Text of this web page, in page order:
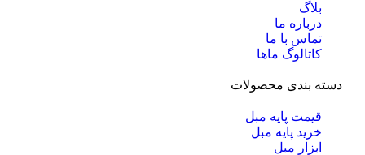
بلاگ
درباره ما
تماس با ما
کاتالوگ ماها
دسته بندی محصولات
قیمت پایه مبل
خرید پایه مبل
ابزار مبل